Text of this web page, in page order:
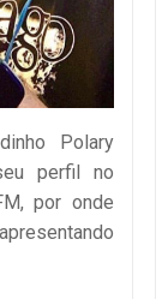
Polary
perfil no
por onde